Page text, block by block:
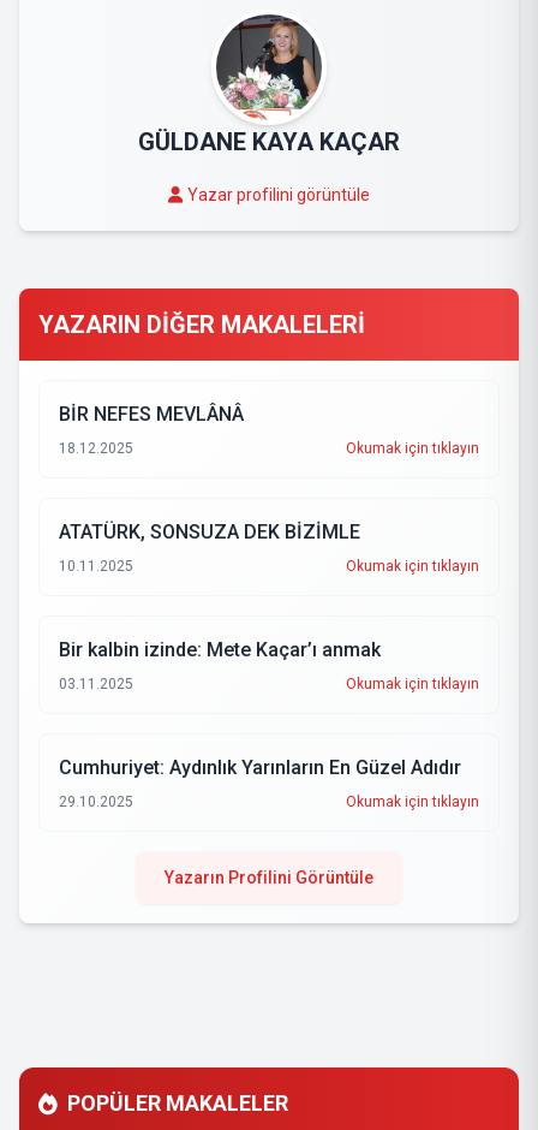
GÜLDANE KAYA KAÇAR
Yazar profilini görüntüle
YAZARIN DİĞER MAKALELERİ
BİR NEFES MEVLÂNÂ
18.12.2025 Okumak için tıklayın
ATATÜRK, SONSUZA DEK BİZİMLE
10.11.2025 Okumak için tıklayın
Bir kalbin izinde: Mete Kaçar’ı anmak
03.11.2025 Okumak için tıklayın
Cumhuriyet: Aydınlık Yarınların En Güzel Adıdır
29.10.2025 Okumak için tıklayın
Yazarın Profilini Görüntüle
POPÜLER MAKALELER